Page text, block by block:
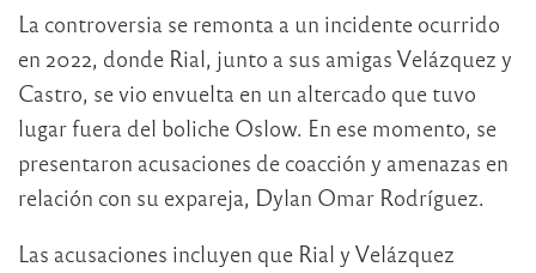
La controversia se remonta a un incidente ocurrido
en 2022, donde Rial, junto a sus amigas Velázquez y
Castro, se vio envuelta en un altercado que tuvo
lugar fuera del boliche Oslow. En ese momento, se
presentaron acusaciones de coacción y amenazas en
relación con su expareja, Dylan Omar Rodríguez.
Las acusaciones incluyen que Rial y Velázquez